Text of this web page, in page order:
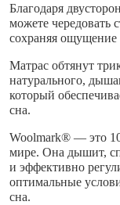
Благодаря
можете чередовать
сохраняя ощущение
Матрас обтянут
натурального,
который
сна.
Woolmark® — это
мире. Она дышит,
и эффективно
оптимальные
сна.